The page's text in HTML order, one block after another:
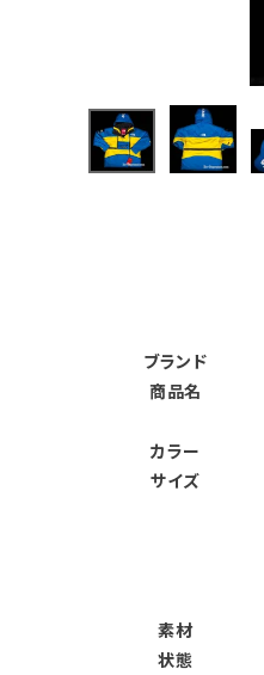
パーカー・トレーナー
その他バッグ類
パンツ・ショーツ
ブランド
商品名
カラー
サイズ
素材
状態